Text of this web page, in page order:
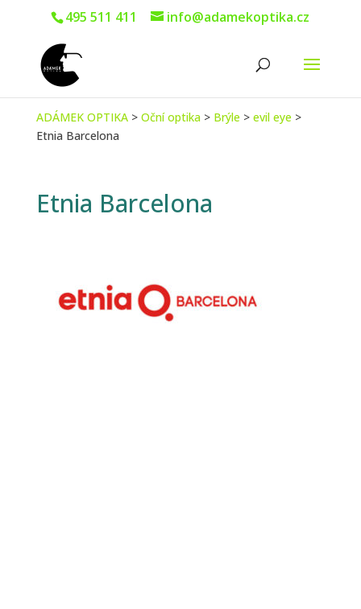
495 511 411 info@adamekoptika.cz
ADÁMEK OPTIKA> Oční optika> Brýle> evil eye>
Etnia Barcelona
Etnia Barcelona